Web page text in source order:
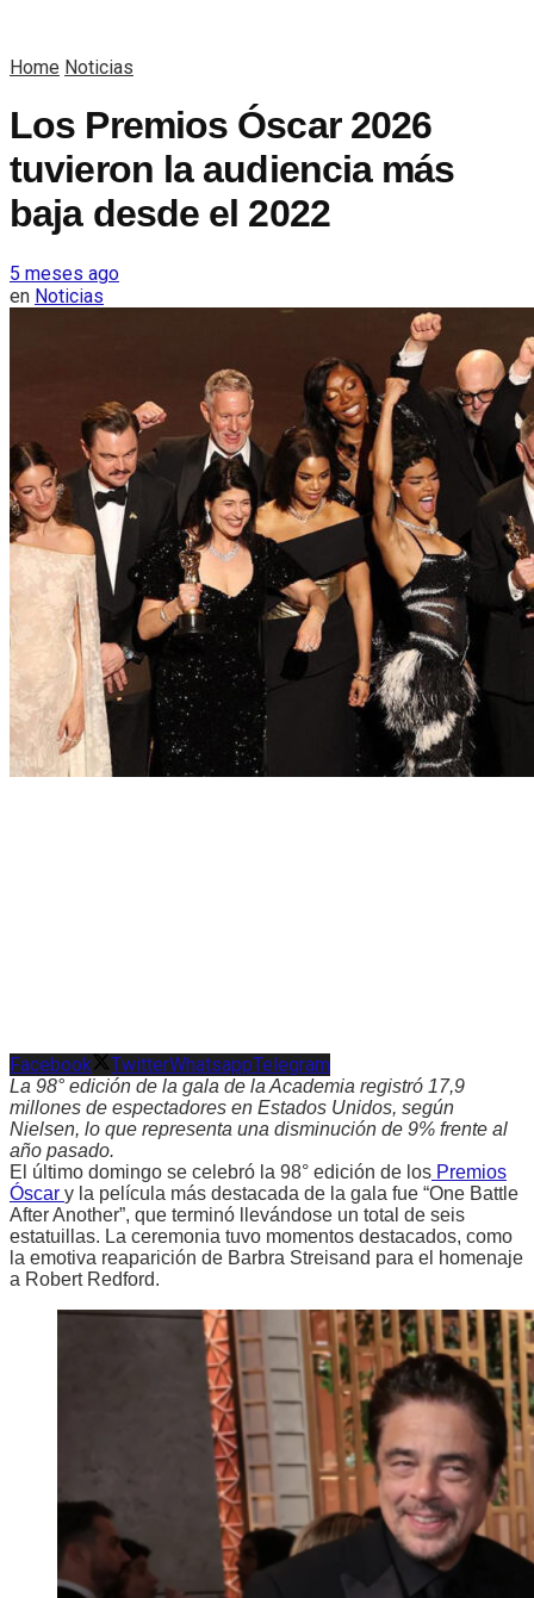
Home Noticias
Los Premios Óscar 2026
tuvieron la audiencia más
baja desde el 2022
5 meses ago
en Noticias
Facebook TwitterWhatsappTelegram
La 98° edición de la gala de la Academia registró 17,9
millones de espectadores en Estados Unidos, según
Nielsen, lo que representa una disminución de 9% frente al
año pasado.
El último domingo se celebró la 98° edición de los Premios
Óscar y la película más destacada de la gala fue “One Battle
After Another”, que terminó llevándose un total de seis
estatuillas. La ceremonia tuvo momentos destacados, como
la emotiva reaparición de Barbra Streisand para el homenaje
a Robert Redford.